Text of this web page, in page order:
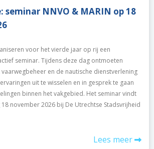
seminar NNVO & MARIN op 18
voor het vierde jaar op rij een
seminar. Tijdens deze dag ontmoeten
en de nautische dienstverlening
uit te wisselen en in gesprek te gaan
binnen het vakgebied. Het seminar vindt
november 2026 bij De Utrechtse Stadsvrijheid
Lees meer